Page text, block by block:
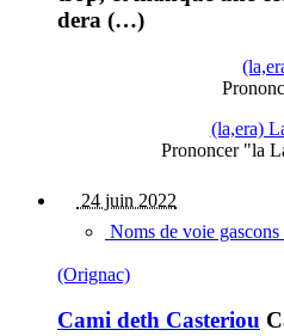
dera (…)
(la,era)
Prononcer "la
24 juin 2022
Noms de voie
(Orignac)
Cami deth Casteriou